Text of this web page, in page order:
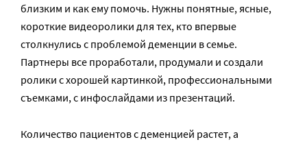
близким и как ему помочь. Нужны понятные, ясные,
короткие видеоролики для тех, кто впервые
столкнулись с проблемой деменции в семье.
Партнеры все проработали, продумали и создали
ролики с хорошей картинкой, профессиональными
съемками, с инфослайдами из презентаций.
Количество пациентов с деменцией растет, а